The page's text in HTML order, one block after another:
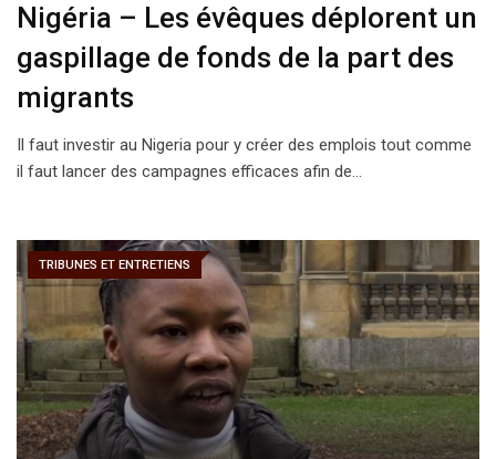
Nigéria – Les évêques déplorent un
gaspillage de fonds de la part des
migrants
Il faut investir au Nigeria pour y créer des emplois tout comme
il faut lancer des campagnes efficaces afin de…
TRIBUNES ET ENTRETIENS